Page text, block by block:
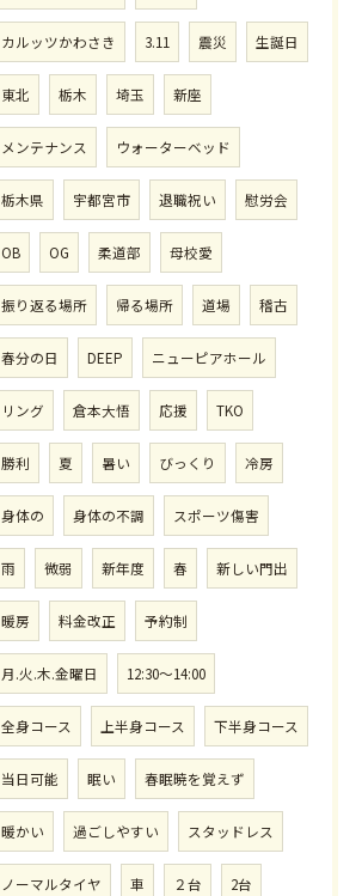
カルッツかわさき 3.11 震災 生誕日
東北 栃木 埼玉 新座
メンテナンス ウォーターベッド
栃木県 宇都宮市 退職祝い 慰労会
OB OG 柔道部 母校愛
振り返る場所 帰る場所 道場 稽古
春分の日 DEEP ニューピアホール
リング 倉本大悟 応援 TKO
勝利 夏 暑い びっくり 冷房
身体の 身体の不調 スポーツ傷害
雨 微弱 新年度 春 新しい門出
暖房 料金改正 予約制
月.火.木.金曜日 12:30〜14:00
全身コース 上半身コース 下半身コース
当日可能 眠い 春眠暁を覚えず
暖かい 過ごしやすい スタッドレス
ノーマルタイヤ 車 ２台 2台